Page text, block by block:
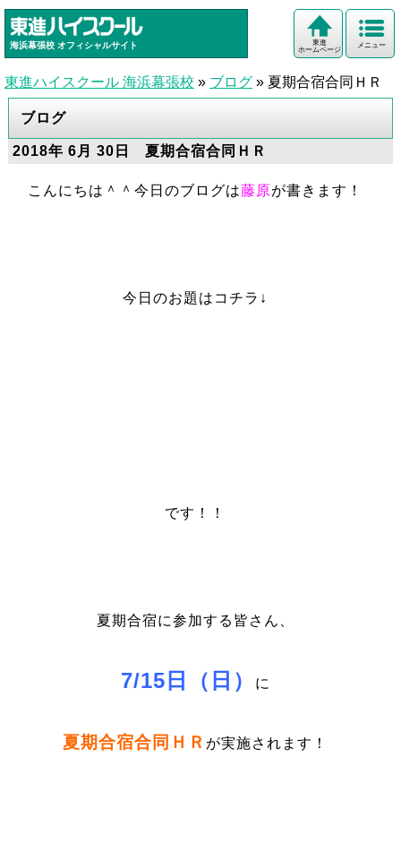
海浜幕張校 オフィシャルサイト メニュー
東進
ホームページ
東進ハイスクール 海浜幕張校 » ブログ » 夏期合宿合同ＨＲ
ブログ
2018年 6月 30日 夏期合宿合同ＨＲ
こんにちは＾＾今日のブログは藤原が書きます！
今日のお題はコチラ↓
です！！
夏期合宿に参加する皆さん、
7/15日（日） に
夏期合宿合同ＨＲ が実施されます！